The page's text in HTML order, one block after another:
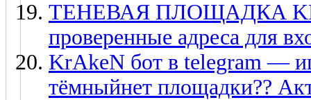
ТЕНЕВАЯ ПЛОЩАДКА
проверенные адреса для
KrAkeN бот в telegram —
тёмныйнет площадки??